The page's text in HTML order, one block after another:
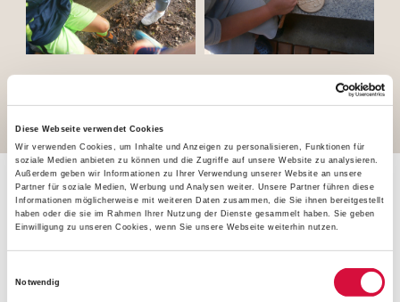
Diese Webseite verwendet Cookies
Wir verwenden Cookies, um Inhalte und Anzeigen zu personalisieren, Funktionen für
soziale Medien anbieten zu können und die Zugriffe auf unsere Website zu analysieren.
Außerdem geben wir Informationen zu Ihrer Verwendung unserer Website an unsere
Partner für soziale Medien, Werbung und Analysen weiter. Unsere Partner führen diese
Informationen möglicherweise mit weiteren Daten zusammen, die Sie ihnen bereitgestellt
haben oder die sie im Rahmen Ihrer Nutzung der Dienste gesammelt haben. Sie geben
Einwilligung zu unseren Cookies, wenn Sie unsere Webseite weiterhin nutzen.
Notwendig
"RKW ist eines der Glaubens-
Erfahrungs-Highlight des
Jahres"